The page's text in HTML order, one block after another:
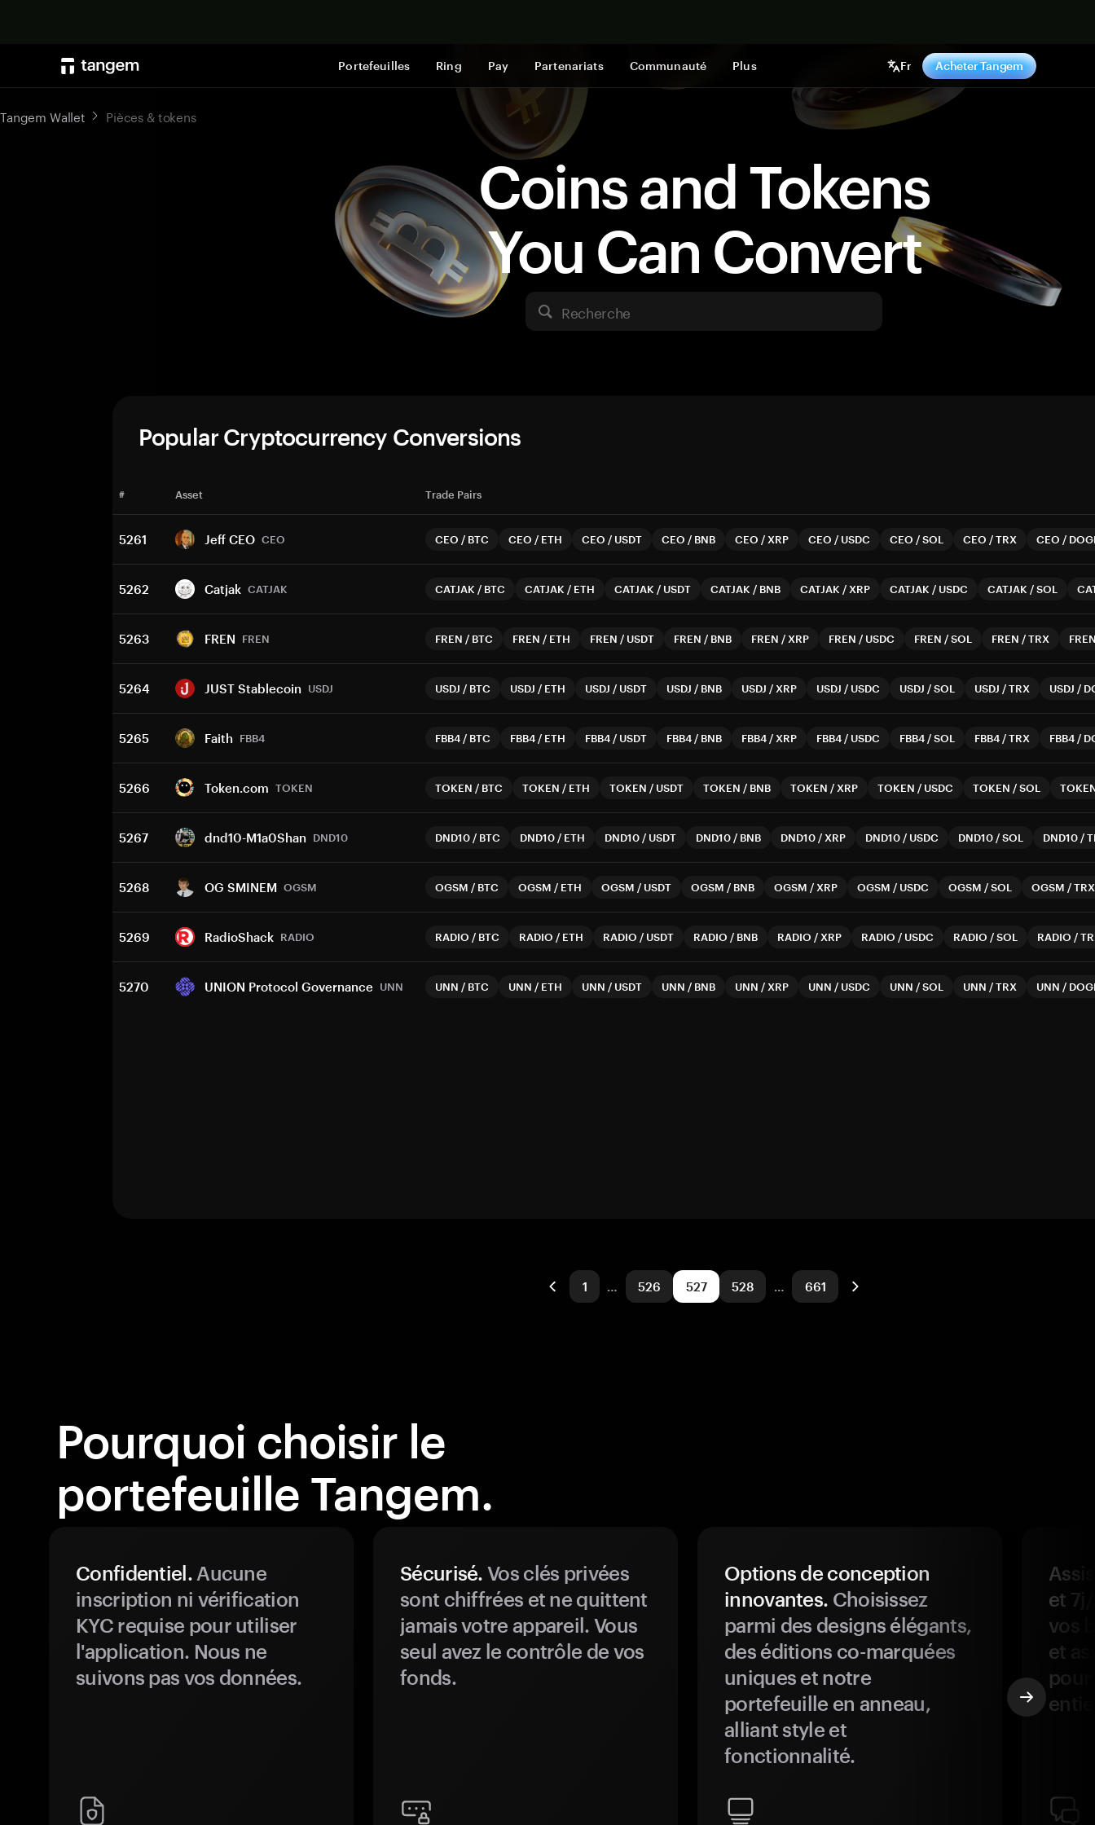
Portefeuilles Ring Pay Partenariats Communauté Plus Fr Acheter Tangem
Coins and Tokens
You Can Convert
Recherche
Tangem Wallet Pièces & tokens
Popular Cryptocurrency Conversions
# Asset Trade Pairs
5261 Jeff CEO CEO CEO / BTC CEO / ETH CEO / USDT CEO / BNB CEO / XRP CEO / USDC CEO /SOL CEO /TRX CEO /
5262 Catjak CATJAK CATJAK / BTC CATJAK / ETH CATJAK / USDT CATJAK / BNB CATJAK / XRP CATJAK / USDC CATJAK /SOL
5263 FREN FREN FREN / BTC FREN / ETH FREN / USDT FREN / BNB FREN / XRP FREN / USDC FREN /SOL FREN /TRX
5264 JUST Stablecoin USDJ USDJ / BTC USDJ / ETH USDJ / USDT USDJ / BNB USDJ / XRP USDJ / USDC USDJ /SOL USDJ /TRX USDJ /
5265 Faith FBB4 FBB4 / BTC FBB4 / ETH FBB4 / USDT FBB4 / BNB FBB4 / XRP FBB4 / USDC FBB4 /SOL FBB4 /TRX FBB4 /
5266 Token.com TOKEN TOKEN / BTC TOKEN / ETH TOKEN / USDT TOKEN / BNB TOKEN / XRP TOKEN / USDC TOKEN /SOL
5267 dnd10-M1a0Shan DND10 DND10 / BTC DND10 / ETH DND10 / USDT DND10 / BNB DND10 / XRP DND10 / USDC DND10 /SOL DND10 /
5268 OG SMINEM OGSM OGSM / BTC OGSM / ETH OGSM / USDT OGSM / BNB OGSM / XRP OGSM / USDC OGSM /SOL OGSM /TRX
5269 RadioShack RADIO RADIO / BTC RADIO / ETH RADIO / USDT RADIO / BNB RADIO / XRP RADIO / USDC RADIO /SOL RADIO /
5270 UNION Protocol Governance UNN UNN / BTC UNN / ETH UNN / USDT UNN / BNB UNN / XRP UNN / USDC UNN /SOL UNN /TRX UNN /
1 … 526 527 528 … 661
Pourquoi choisir le
portefeuille Tangem.
Confidentiel.Aucune
inscription ni vérification
KYC requise pour utiliser
l'application. Nous ne
suivons pas vos données.
Sécurisé. Vos clés privées
sont chiffrées et ne quittent
jamais votre appareil. Vous
seul avez le contrôle de vos
fonds.
Options de conception
innovantes. Choisissez
parmi des designs élégants,
des éditions co-marquées
uniques et notre
portefeuille en anneau,
alliant style et
fonctionnalité.
et
vos
et